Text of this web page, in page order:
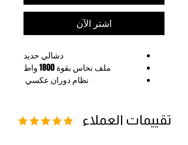
اشترِ الآن
دشالي حديد
ملف نحاس بقوة 1800 واط
تصميم جميل وحجم مناسب للمطبخ
تقييمات العملاء